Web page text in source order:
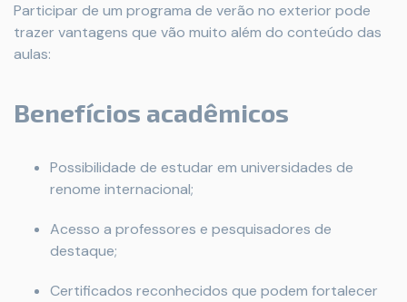
Participar de um programa de verão no exterior pode
trazer vantagens que vão muito além do conteúdo das
aulas:
Benefícios acadêmicos
Possibilidade de estudar em universidades de
renome internacional;
Acesso a professores e pesquisadores de
destaque;
Certificados reconhecidos que podem fortalecer